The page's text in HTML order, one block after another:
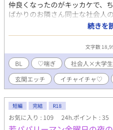
仲良くなったのがキッカケで、
ばかりのお隣さん同士な社会人
ん二十七歳と大学生の砂川糖斗
の、とある平日アパート玄関先
ーリー♡ ちなみに『おかえり
登さんっオレとせっくすしよっ
んのいわゆる造語だったりしま
うとりますが、この二人中盤か
てされての新婚夫婦（仮）へと
ので、そこのところもどうか
ロもので、♡（ハート）喘ぎ
小説用フリー素材にて、『やま
りがとうございます！
続きを
文字数
BL ♡喘ぎ 社会人×大学生
玄関エッチ
イチャイチャ♡
短編 完結 R18
お気に入り : 109 24h.ポイント : 35